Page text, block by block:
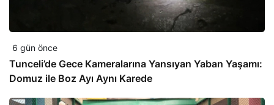
6 gün önce
Tunceli’de Gece Kameralarına Yansıyan Yaban Yaşamı:
Domuz ile Boz Ayı Aynı Karede